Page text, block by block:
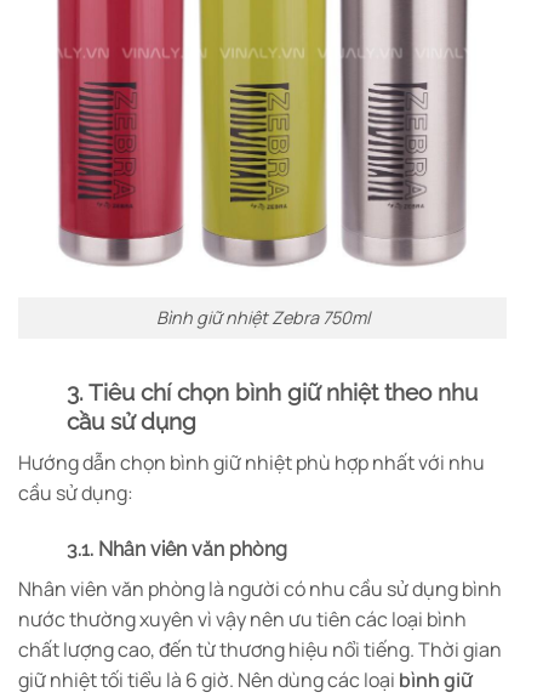
Bình giữ nhiệt Zebra 750ml
3. Tiêu chí chọn bình giữ nhiệt theo nhu
cầu sử dụng
Hướng dẫn chọn bình giữ nhiệt phù hợp nhất với nhu
cầu sử dụng:
3.1. Nhân viên văn phòng
Nhân viên văn phòng là người có nhu cầu sử dụng bình
nước thường xuyên vì vậy nên ưu tiên các loại bình
chất lượng cao, đến từ thương hiệu nổi tiếng. Thời gian
giữ nhiệt tối tiểu là 6 giờ. Nên dùng các loại bình giữ